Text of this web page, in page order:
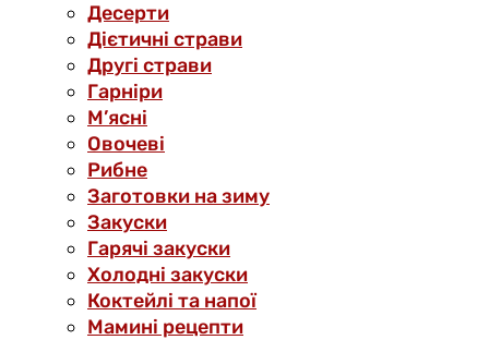
Десерти
Дієтичні страви
Другі страви
Гарніри
М’ясні
Овочеві
Рибне
Заготовки на зиму
Закуски
Гарячі закуски
Холодні закуски
Коктейлі та напої
Мамині рецепти